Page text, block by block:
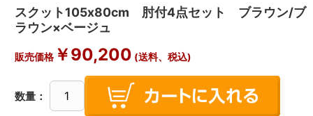
スクット105x80cm 肘付4点セット ブラウン/ブ
ラウン×ベージュ
販売価格￥90,200 (送料、税込)
数量：